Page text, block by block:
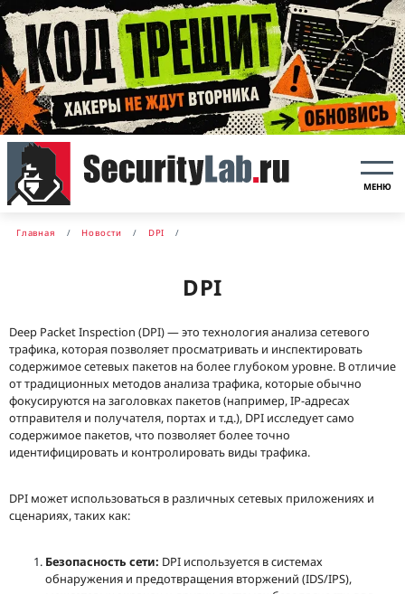
МЕНЮ
Главная Новости DPI
DPI
Deep Packet Inspection (DPI) — это технология анализа сетевого
трафика, которая позволяет просматривать и инспектировать
содержимое сетевых пакетов на более глубоком уровне. В отличие
от традиционных методов анализа трафика, которые обычно
фокусируются на заголовках пакетов (например, IP-адресах
отправителя и получателя, портах и т.д.), DPI исследует само
содержимое пакетов, что позволяет более точно
идентифицировать и контролировать виды трафика.
DPI может использоваться в различных сетевых приложениях и
сценариях, таких как:
Безопасность сети: DPI используется в системах
обнаружения и предотвращения вторжений (IDS/IPS),